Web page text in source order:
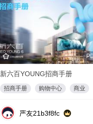
新六百YOUNG招商手册
招商手册 购物中心 商业
严友21b3f8fc